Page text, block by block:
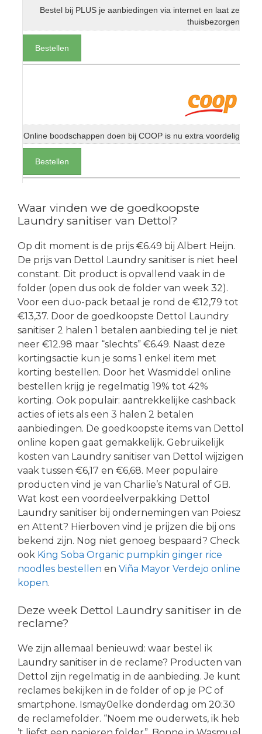
Bestel bij PLUS je aanbiedingen via internet en laat ze
thuisbezorgen
Bestellen
Online boodschappen doen bij COOP is nu extra voordelig
Bestellen
Waar vinden we de goedkoopste
Laundry sanitiser van Dettol?
Op dit moment is de prijs €6.49 bij Albert Heijn.
De prijs van Dettol Laundry sanitiser is niet heel
constant. Dit product is opvallend vaak in de
folder (open dus ook de folder van week 32).
Voor een duo-pack betaal je rond de €12,79 tot
€13,37. Door de goedkoopste Dettol Laundry
sanitiser 2 halen 1 betalen aanbieding tel je niet
neer €12.98 maar “slechts” €6.49. Naast deze
kortingsactie kun je soms 1 enkel item met
korting bestellen. Door het Wasmiddel online
bestellen krijg je regelmatig 19% tot 42%
korting. Ook populair: aantrekkelijke cashback
acties of iets als een 3 halen 2 betalen
aanbiedingen. De goedkoopste items van Dettol
online kopen gaat gemakkelijk. Gebruikelijk
kosten van Laundry sanitiser van Dettol wijzigen
vaak tussen €6,17 en €6,68. Meer populaire
producten vind je van Charlie’s Natural of GB.
Wat kost een voordeelverpakking Dettol
Laundry sanitiser bij ondernemingen van Poiesz
en Attent? Hierboven vind je prijzen die bij ons
bekend zijn. Nog niet genoeg bespaard? Check
ook King Soba Organic pumpkin ginger rice
noodles bestellen en Viña Mayor Verdejo online
kopen.
Deze week Dettol Laundry sanitiser in de
reclame?
We zijn allemaal benieuwd: waar bestel ik
Laundry sanitiser in de reclame? Producten van
Dettol zijn regelmatig in de aanbieding. Je kunt
reclames bekijken in de folder of op je PC of
smartphone. Ismay0elke donderdag om 20:30
de reclamefolder. “Noem me ouderwets, ik heb